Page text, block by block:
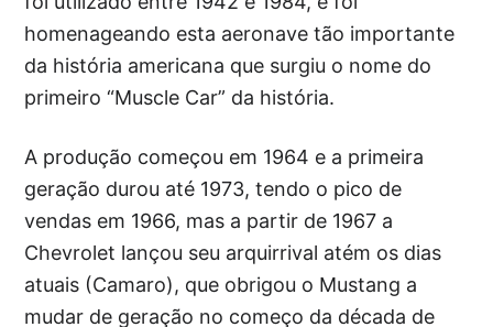
homenageando esta aeronave tão importante
da história americana que surgiu o nome do
primeiro “Muscle Car” da história.
A produção começou em 1964 e a primeira
geração durou até 1973, tendo o pico de
vendas em 1966, mas a partir de 1967 a
Chevrolet lançou seu arquirrival atém os dias
atuais (Camaro), que obrigou o Mustang a
mudar de geração no começo da década de